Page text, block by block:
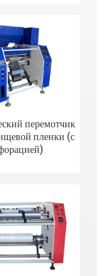
перемотчик
пленки (с